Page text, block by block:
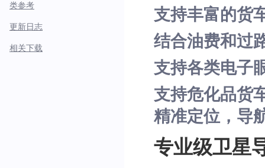
类参考
更新日志
相关下载
支持丰富的货
结合油费和过
支持各类电子
支持危化品货
精准定位，导
专业级卫星